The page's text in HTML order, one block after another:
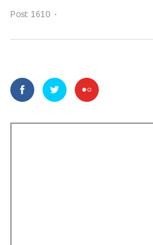
Post: 1610